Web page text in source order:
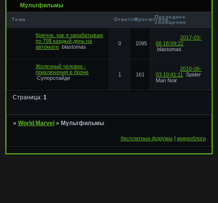
Мультфильмы
Тема ОтветовПросмотровПоследнее
сообщение
Крючок. как я зарабатываю
по 79$ каждый день на
автомате blastomas
0 1095
2017-03-
08 18:09:22
blastomas
Железный человек -
приключения в броне
Суперспайди
1 161
2010-06-
03 10:41:11
Spider
Man Noir
Страница: 1
» World Marvel » Мультфильмы
бесплатные форумы| микроблоги